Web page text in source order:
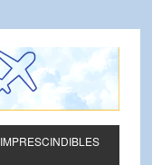
IMPRESCINDIBLES